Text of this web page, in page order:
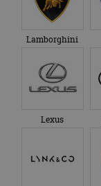
Lamborghini
Lexus